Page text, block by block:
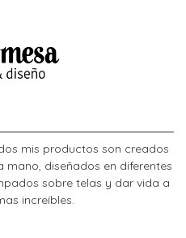
mis productos son creados
diseñados en diferentes
sobre telas y dar vida a
increíbles.